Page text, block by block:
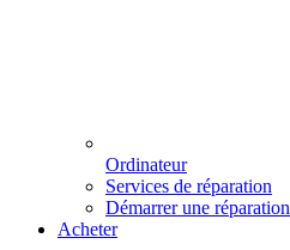
Ordinateur
Services de réparation
Démarrer une réparation
Acheter